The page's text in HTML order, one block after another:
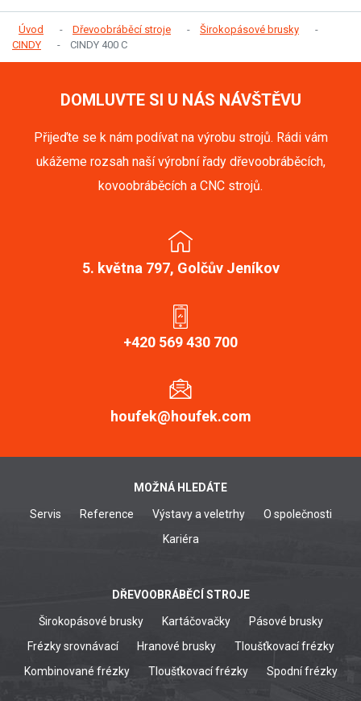
Úvod Dřevoobráběcí stroje
Širokopásové brusky
CINDY
CINDY 400 C
DOMLUVTE SI U NÁS NÁVŠTĚVU
Přijeďte se k nám podívat na výrobu strojů. Rádi vám
ukážeme rozsah naší výrobní řady dřevoobráběcích,
kovoobráběcích a CNC strojů.
5. května 797, Golčův Jeníkov
+420 569 430 700
houfek@houfek.com
MOŽNÁ HLEDÁTE
Servis Reference Výstavy a veletrhy
O společnosti
Kariéra
DŘEVOOBRÁBĚCÍ STROJE
Širokopásové brusky Kartáčovačky
Pásové brusky
Frézky srovnávací
Hranové brusky
Tloušťkovací frézky
Kombinované frézky
Tloušťkovací frézky Spodní frézky